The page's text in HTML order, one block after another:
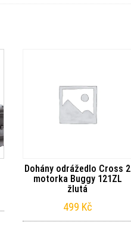
Dohány odrážedlo Cross 2
motorka Buggy 121ZL
žlutá
499 Kč